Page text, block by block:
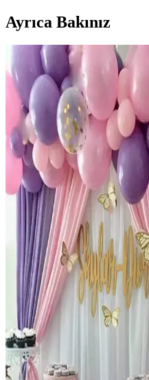
Ayrıca Bakınız
Paparti Balonevi Çift
ve 5 Metrelik Zincirle
Paparti Balonevi çift yönlü balon
şişirme sağlar, dayanıklı
etkinliklerde zaman kazandırır.
Mor Lila Beyaz Doğum
Renkli ve Şık Parti
Renkli ve dayanıklı balonlardan
kutlamalarına şıklık ve
unutulmaz kılar.
Deniz Party Store Kral
Günü Dekorasyonu
Renkli ve kolay montajlı Kral
kutlamalarına neşe ve canlılık
sunar, pratik kullanımıyla tercih
Parti Dolabı Balon
Renkli ve Kolay